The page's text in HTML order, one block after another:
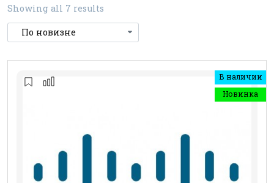
Showing all 7 results
В наличии
Новинка